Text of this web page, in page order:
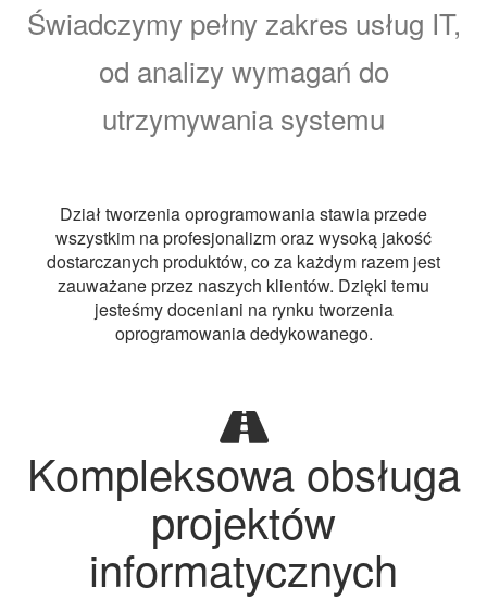
Świadczymy pełny zakres usług IT,
od analizy wymagań do
utrzymywania systemu
Dział tworzenia oprogramowania stawia przede
wszystkim na profesjonalizm oraz wysoką jakość
dostarczanych produktów, co za każdym razem jest
zauważane przez naszych klientów. Dzięki temu
jesteśmy doceniani na rynku tworzenia
oprogramowania dedykowanego.
Kompleksowa obsługa
projektów
informatycznych